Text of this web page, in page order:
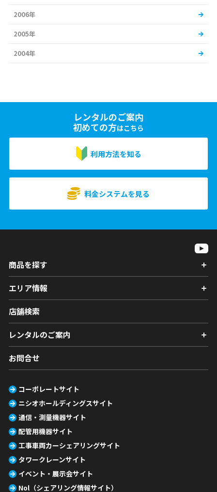
2006年
2005年
2004年
レンタルのご案内
初めての方はこちら
利用方法を知る
料金システムを見る
商品を探す
エリア情報
店舗検索
レンタルのご案内
お問合せ
コーポレートサイト
ニシオホールディングスサイト
通信・測量機器サイト
配管用機器サイト
工事車両カーシェアリングサイト
タワークレーンサイト
イベント・展示会サイト
Nol（シェアリング情報サイト）